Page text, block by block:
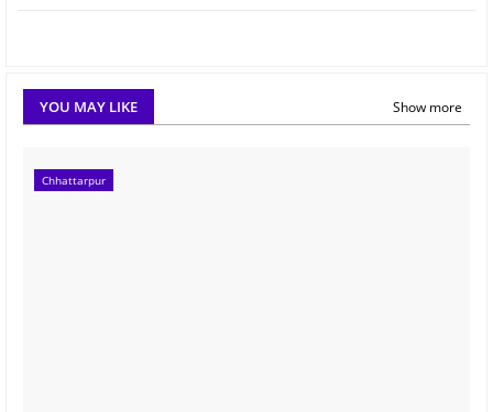
YOU MAY LIKE Show more
Chhattarpur